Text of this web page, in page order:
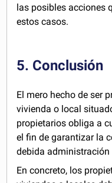
las posibles acciones
estos casos.
5. Conclusión
El mero hecho de ser
vivienda o local
propietarios obliga a
el fin de garantizar la
debida
En concreto, los